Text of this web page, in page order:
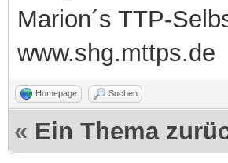
Marion´s TTP-
www.shg.mttps.de
Homepage Suchen
« Ein Thema